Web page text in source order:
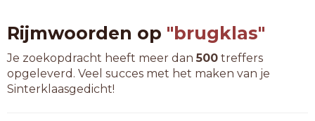
Rijmwoorden op "brugklas"
Je zoekopdracht heeft meer dan500 treffers
opgeleverd. Veel succes met het maken van je
Sinterklaasgedicht!